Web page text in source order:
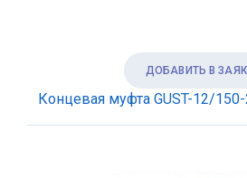
ДОБАВИТЬ В
Концевая муфта GUST-12/